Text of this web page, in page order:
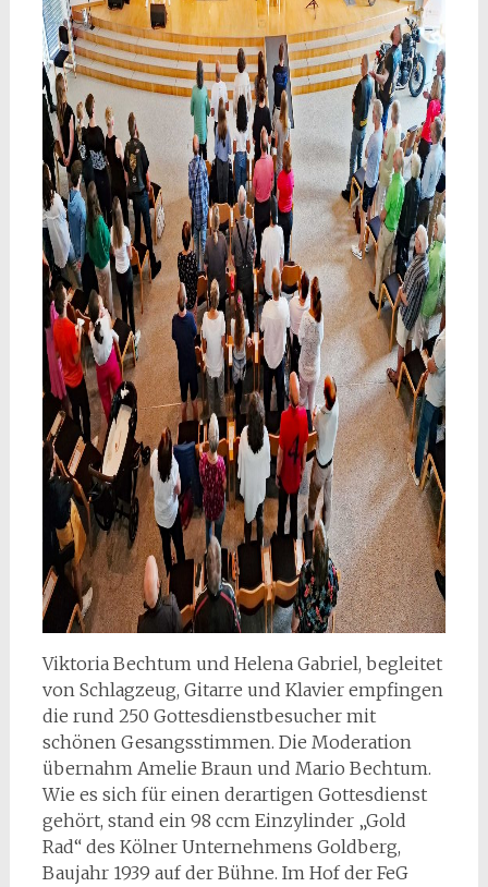
Viktoria Bechtum und Helena Gabriel, begleitet
von Schlagzeug, Gitarre und Klavier empfingen
die rund 250 Gottesdienstbesucher mit
schönen Gesangsstimmen. Die Moderation
übernahm Amelie Braun und Mario Bechtum.
Wie es sich für einen derartigen Gottesdienst
gehört, stand ein 98 ccm Einzylinder „Gold
Rad“ des Kölner Unternehmens Goldberg,
Baujahr 1939 auf der Bühne. Im Hof der FeG